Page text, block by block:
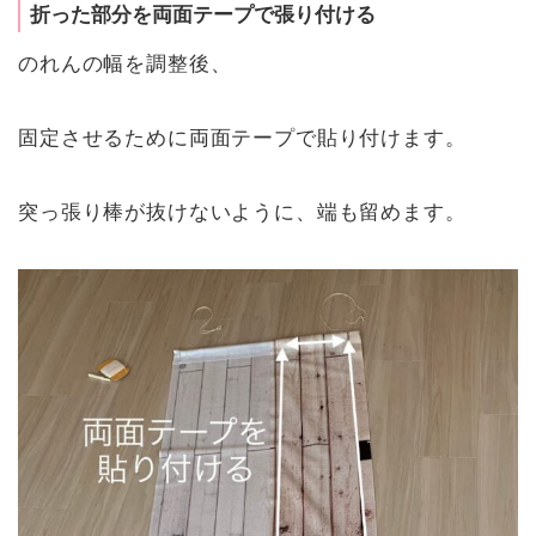
折った部分を両面テープで張り付ける
のれんの幅を調整後、
固定させるために両面テープで貼り付けます。
突っ張り棒が抜けないように、端も留めます。